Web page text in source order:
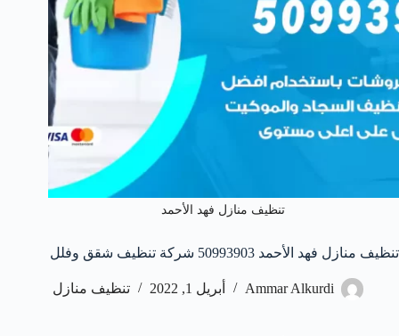
تنظيف منازل فهد الأحمد
تنظيف منازل فهد الأحمد 50993903‬ شركة تنظيف شقق وفلل
Ammar Alkurdi أبريل 1, 2022 تنظيف منازل